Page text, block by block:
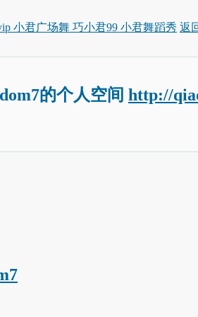
小君广场舞 巧小君99 小君舞蹈秀 返
的个人空间 http://